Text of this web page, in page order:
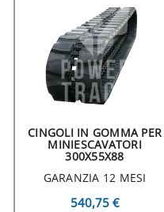
CINGOLI IN GOMMA PER
MINIESCAVATORI
300X55X88
GARANZIA 12 MESI
540,75 €